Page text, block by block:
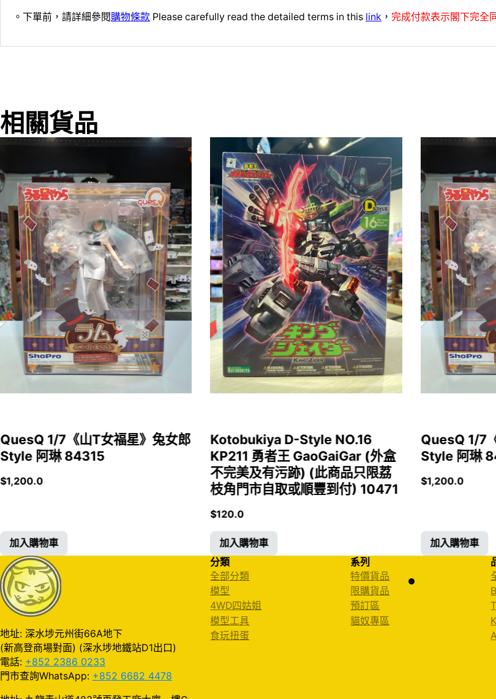
。下單前，請詳細參閱購物條款 Please carefully read the detailed terms in this link ， 完成付款表示閣下完全
相關貨品
QuesQ 1/7《山T女福星》兔女郎
Style 阿琳 84315
$1,200.0
加入購物車
Kotobukiya D-Style NO.16
KP211 勇者王 GaoGaiGar (外盒
不完美及有污跡) (此商品只限荔
枝角門市自取或順豐到付) 10471
$120.0
加入購物車
QuesQ 1/7
Style 阿琳
$1,200.0
加入購物車
地址: 深水埗元州街66A地下
(新高登商場對面) (深水埗地鐵站D1出口)
電話: +852 2386 0233
門市查詢WhatsApp: +852 6682 4478
分類
全部分類
模型
4WD四姑姐
模型工具
食玩扭蛋
系列
特價貨品
限購貨品
預訂區
貓奴專區